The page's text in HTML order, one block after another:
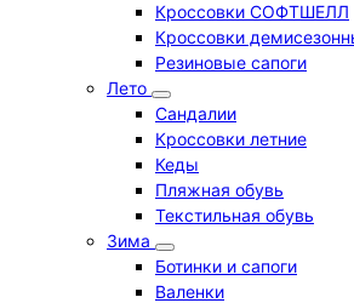
Кроссовки СОФТШЕЛЛ
Кроссовки
Резиновые сапоги
Лето
Cандалии
Кроссовки летние
Кеды
Пляжная обувь
Текстильная обувь
Зима
Ботинки и сапоги
Валенки